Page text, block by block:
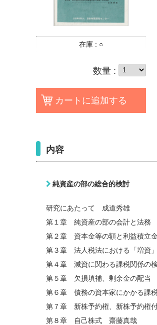
在庫 : ○
数量 :
カートに追加する
内容
純資産の部の総合的検討
研究にあたって 成道秀雄
第１章 純資産の部の会計と法務
第２章 資本金等の額と利益積立
第３章 法人税法における「増資
第４章 減資に関わる課税関係の
第５章 欠損填補、剰余金の配当
第６章 債務の資本家にかかる課
第７章 新株予約権、新株予約権
第８章 自己株式 齋藤真哉